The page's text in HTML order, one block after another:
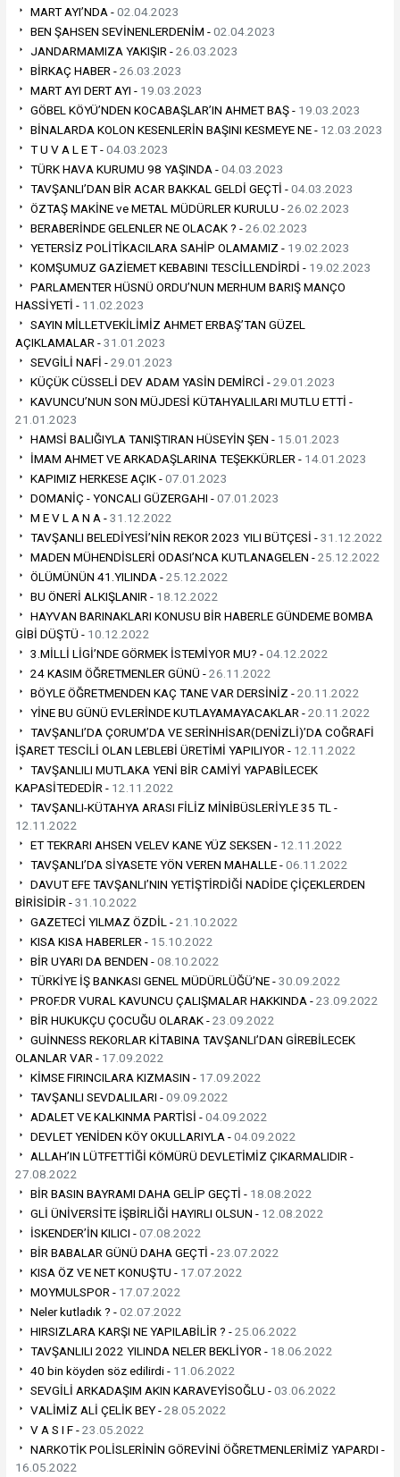
MART AYI’NDA -02.04.2023
BEN ŞAHSEN SEVİNENLERDENİM -02.04.2023
JANDARMAMIZA YAKIŞIR -26.03.2023
BİRKAÇ HABER -26.03.2023
MART AYI DERT AYI - 19.03.2023
GÖBEL KÖYÜ’NDEN KOCABAŞLAR’IN AHMET BAŞ - 19.03.2023
BİNALARDA KOLON KESENLERİN BAŞINI KESMEYE NE - 12.03.2023
T U V A L E T -04.03.2023
TÜRK HAVA KURUMU 98 YAŞINDA -04.03.2023
TAVŞANLI’DAN BİR ACAR BAKKAL GELDİ GEÇTİ -04.03.2023
ÖZTAŞ MAKİNE ve METAL MÜDÜRLER KURULU -26.02.2023
BERABERİNDE GELENLER NE OLACAK ? -26.02.2023
YETERSİZ POLİTİKACILARA SAHİP OLAMAMIZ - 19.02.2023
KOMŞUMUZ GAZİEMET KEBABINI TESCİLLENDİRDİ - 19.02.2023
PARLAMENTER HÜSNÜ ORDU’NUN MERHUM BARIŞ MANÇO
HASSİYETİ - 11.02.2023
SAYIN MİLLETVEKİLİMİZ AHMET ERBAŞ’TAN GÜZEL
AÇIKLAMALAR -31.01.2023
SEVGİLİ NAFİ -29.01.2023
KÜÇÜK CÜSSELİ DEV ADAM YASİN DEMİRCİ -29.01.2023
KAVUNCU’NUN SON MÜJDESİ KÜTAHYALILARI MUTLU ETTİ -
21.01.2023
HAMSİ BALIĞIYLA TANIŞTIRAN HÜSEYİN ŞEN - 15.01.2023
İMAM AHMET VE ARKADAŞLARINA TEŞEKKÜRLER - 14.01.2023
KAPIMIZ HERKESE AÇIK -07.01.2023
DOMANİÇ - YONCALI GÜZERGAHI -07.01.2023
M E V L A N A -31.12.2022
TAVŞANLI BELEDİYESİ’NİN REKOR 2023 YILI BÜTÇESİ -31.12.2022
MADEN MÜHENDİSLERİ ODASI’NCA KUTLANAGELEN -25.12.2022
ÖLÜMÜNÜN 41.YILINDA -25.12.2022
BU ÖNERİ ALKIŞLANIR - 18.12.2022
HAYVAN BARINAKLARI KONUSU BİR HABERLE GÜNDEME BOMBA
GİBİ DÜŞTÜ - 10.12.2022
3.MİLLİ LİGİ’NDE GÖRMEK İSTEMİYOR MU? -04.12.2022
24 KASIM ÖĞRETMENLER GÜNÜ -26.11.2022
BÖYLE ÖĞRETMENDEN KAÇ TANE VAR DERSİNİZ -20.11.2022
YİNE BU GÜNÜ EVLERİNDE KUTLAYAMAYACAKLAR -20.11.2022
TAVŞANLI’DA ÇORUM’DA VE SERİNHİSAR(DENİZLİ)’DA COĞRAFİ
İŞARET TESCİLİ OLAN LEBLEBİ ÜRETİMİ YAPILIYOR - 12.11.2022
TAVŞANLILI MUTLAKA YENİ BİR CAMİYİ YAPABİLECEK
KAPASİTEDEDİR - 12.11.2022
TAVŞANLI-KÜTAHYA ARASI FİLİZ MİNİBÜSLERİYLE 35 TL -
12.11.2022
ET TEKRARI AHSEN VELEV KANE YÜZ SEKSEN - 12.11.2022
TAVŞANLI’DA SİYASETE YÖN VEREN MAHALLE -06.11.2022
DAVUT EFE TAVŞANLI’NIN YETİŞTİRDİĞİ NADİDE ÇİÇEKLERDEN
BİRİSİDİR -31.10.2022
GAZETECİ YILMAZ ÖZDİL -21.10.2022
KISA KISA HABERLER - 15.10.2022
BİR UYARI DA BENDEN -08.10.2022
TÜRKİYE İŞ BANKASI GENEL MÜDÜRLÜĞÜ’NE -30.09.2022
PROF.DR VURAL KAVUNCU ÇALIŞMALAR HAKKINDA -23.09.2022
BİR HUKUKÇU ÇOCUĞU OLARAK -23.09.2022
GUİNNESS REKORLAR KİTABINA TAVŞANLI’DAN GİREBİLECEK
OLANLAR VAR - 17.09.2022
KİMSE FIRINCILARA KIZMASIN - 17.09.2022
TAVŞANLI SEVDALILARI -09.09.2022
ADALET VE KALKINMA PARTİSİ -04.09.2022
DEVLET YENİDEN KÖY OKULLARIYLA -04.09.2022
ALLAH’IN LÜTFETTİĞİ KÖMÜRÜ DEVLETİMİZ ÇIKARMALIDIR -
27.08.2022
BİR BASIN BAYRAMI DAHA GELİP GEÇTİ - 18.08.2022
GLİ ÜNİVERSİTE İŞBİRLİĞİ HAYIRLI OLSUN - 12.08.2022
İSKENDER’İN KILICI -07.08.2022
BİR BABALAR GÜNÜ DAHA GEÇTİ -23.07.2022
KISA ÖZ VE NET KONUŞTU - 17.07.2022
MOYMULSPOR - 17.07.2022
Neler kutladık ? -02.07.2022
HIRSIZLARA KARŞI NE YAPILABİLİR ? -25.06.2022
TAVŞANLILI 2022 YILINDA NELER BEKLİYOR - 18.06.2022
40 bin köyden söz edilirdi - 11.06.2022
SEVGİLİ ARKADAŞIM AKIN KARAVEYİSOĞLU -03.06.2022
VALİMİZ ALİ ÇELİK BEY -28.05.2022
V A S I F -23.05.2022
NARKOTİK POLİSLERİNİN GÖREVİNİ ÖĞRETMENLERİMİZ YAPARDI -
16.05.2022